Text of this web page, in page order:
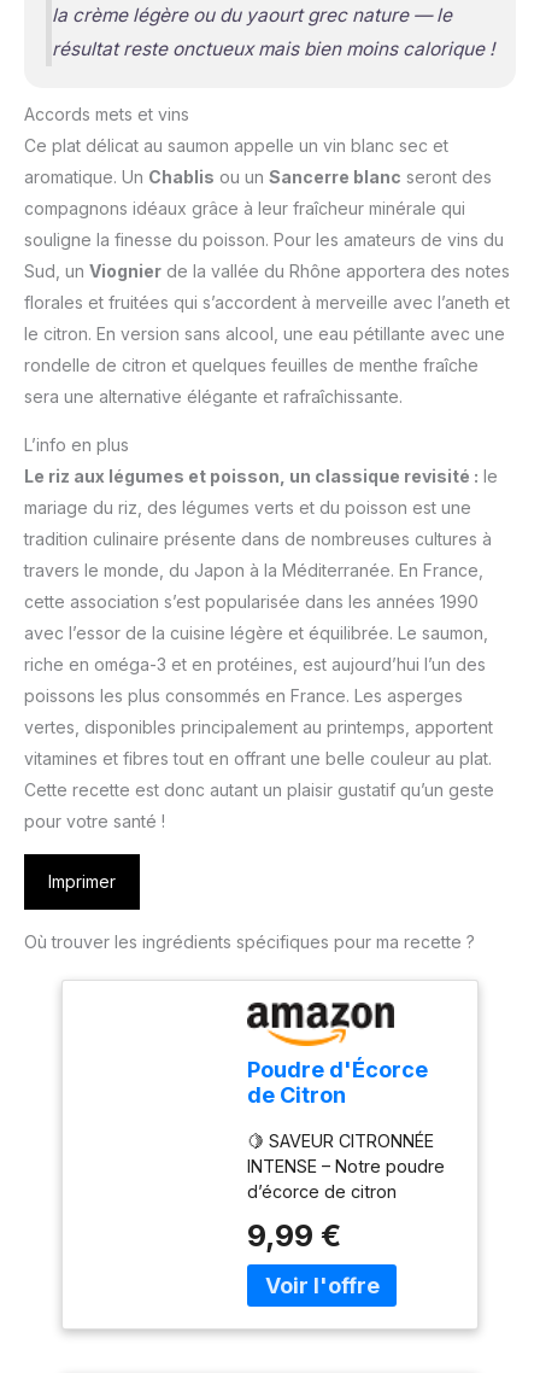
la crème légère ou du yaourt grec nature — le
résultat reste onctueux mais bien moins calorique !
Accords mets et vins
Ce plat délicat au saumon appelle un vin blanc sec et
aromatique. Un Chablis ou un Sancerre blanc seront des
compagnons idéaux grâce à leur fraîcheur minérale qui
souligne la finesse du poisson. Pour les amateurs de vins du
Sud, un Viognier de la vallée du Rhône apportera des notes
florales et fruitées qui s’accordent à merveille avec l’aneth et
le citron. En version sans alcool, une eau pétillante avec une
rondelle de citron et quelques feuilles de menthe fraîche
sera une alternative élégante et rafraîchissante.
L’info en plus
Le riz aux légumes et poisson, un classique revisité : le
mariage du riz, des légumes verts et du poisson est une
tradition culinaire présente dans de nombreuses cultures à
travers le monde, du Japon à la Méditerranée. En France,
cette association s’est popularisée dans les années 1990
avec l’essor de la cuisine légère et équilibrée. Le saumon,
riche en oméga-3 et en protéines, est aujourd’hui l’un des
poissons les plus consommés en France. Les asperges
vertes, disponibles principalement au printemps, apportent
vitamines et fibres tout en offrant une belle couleur au plat.
Cette recette est donc autant un plaisir gustatif qu’un geste
pour votre santé !
Imprimer
Où trouver les ingrédients spécifiques pour ma recette ?
Poudre d'Écorce
de Citron
Poudre de Zeste de
Citron Déshydraté
- Poudre de Fruits
Lyophilisée pour
Pâtisseries,
Smoothies, Yaourts
et Thé – Naturelle
Sans
🍋 SAVEUR CITRONNÉE
INTENSE – Notre poudre
d’écorce de citron
fraîcheur et l’acidité
naturelle du citron
directement dans votre
9,99 €